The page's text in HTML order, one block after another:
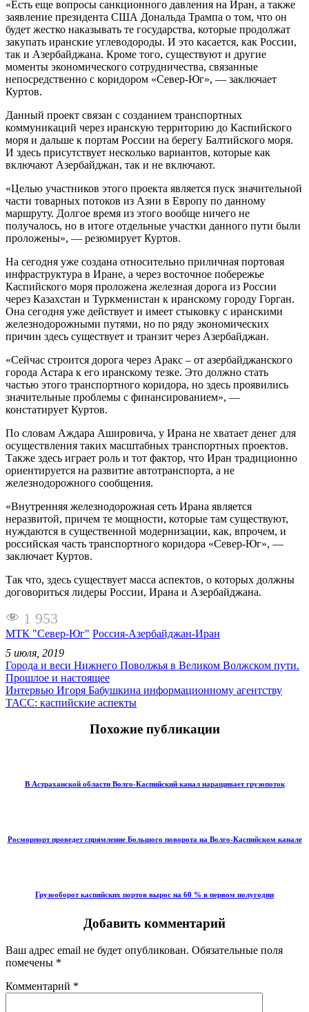
«Есть еще вопросы санкционного давления на Иран, а также
заявление президента США Дональда Трампа о том, что он
будет жестко наказывать те государства, которые продолжат
закупать иранские углеводороды. И это касается, как России,
так и Азербайджана. Кроме того, существуют и другие
моменты экономического сотрудничества, связанные
непосредственно с коридором «Север-Юг», — заключает
Куртов.
Данный проект связан с созданием транспортных
коммуникаций через иранскую территорию до Каспийского
моря и дальше к портам России на берегу Балтийского моря.
И здесь присутствует несколько вариантов, которые как
включают Азербайджан, так и не включают.
«Целью участников этого проекта является пуск значительной
части товарных потоков из Азии в Европу по данному
маршруту. Долгое время из этого вообще ничего не
получалось, но в итоге отдельные участки данного пути были
проложены», — резюмирует Куртов.
На сегодня уже создана относительно приличная портовая
инфраструктура в Иране, а через восточное побережье
Каспийского моря проложена железная дорога из России
через Казахстан и Туркменистан к иранскому городу Горган.
Она сегодня уже действует и имеет стыковку с иранскими
железнодорожными путями, но по ряду экономических
причин здесь существует и транзит через Азербайджан.
«Сейчас строится дорога через Аракс – от азербайджанского
города Астара к его иранскому тезке. Это должно стать
частью этого транспортного коридора, но здесь проявились
значительные проблемы с финансированием», —
констатирует Куртов.
По словам Аждара Ашировича, у Ирана не хватает денег для
осуществления таких масштабных транспортных проектов.
Также здесь играет роль и тот фактор, что Иран традиционно
ориентируется на развитие автотранспорта, а не
железнодорожного сообщения.
«Внутренняя железнодорожная сеть Ирана является
неразвитой, причем те мощности, которые там существуют,
нуждаются в существенной модернизации, как, впрочем, и
российская часть транспортного коридора «Север-Юг», —
заключает Куртов.
Так что, здесь существует масса аспектов, о которых должны
договориться лидеры России, Ирана и Азербайджана.
1 953
МТК "Север-Юг" Россия-Азербайджан-Иран
5 июля, 2019
Города и веси Нижнего Поволжья в Великом Волжском пути.
Прошлое и настоящее
Интервью Игоря Бабушкина информационному агентству
ТАСС: каспийские аспекты
Похожие публикации
В Астраханской области Волго-Каспийский канал наращивает грузопоток
Росморпорт проведет спрямление Большого поворота на Волго-Каспийском канале
Грузооборот каспийских портов вырос на 60 % в первом полугодии
Добавить комментарий
Ваш адрес email не будет опубликован. Обязательные поля
помечены *
Комментарий *